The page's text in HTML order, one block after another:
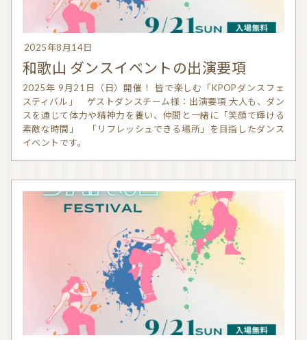
お問い合わせ
プライバシーポリシー
2025年8月14日
和歌山 ダンスイベントの出演要項
2025年 9月21日（日）開催！ 皆で楽しむ「KPOPダンスフェ
スティバル」 ゲストダンスチーム様：出演要項 大人も、ダン
スを通じて体力や精神力を養い、仲間と一緒に「笑顔で輝ける
素敵な時間」 「リフレッシュできる場所」を目指したダンス
イベントです。